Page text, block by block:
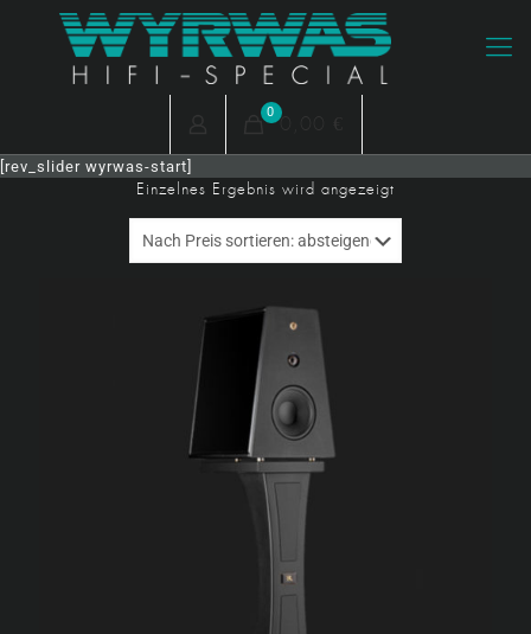
0 0,00 €
[rev_slider wyrwas-start]
Einzelnes Ergebnis wird angezeigt